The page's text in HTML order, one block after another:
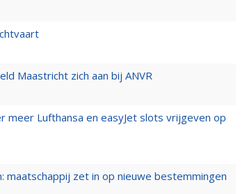
Maastricht zich aan bij ANVR
Lufthansa en easyJet slots vrijgeven op
maatschappij zet in op nieuwe bestemmingen